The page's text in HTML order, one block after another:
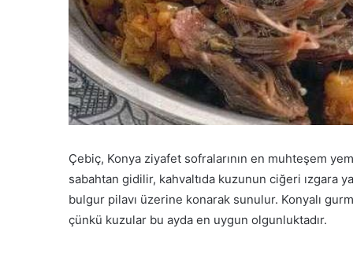
Çebiç, Konya ziyafet sofralarının en muhteşem
sabahtan gidilir, kahvaltıda kuzunun ciğeri ızgara
bulgur pilavı üzerine konarak sunulur. Konyalı
çünkü kuzular bu ayda en uygun olgunluktadır.